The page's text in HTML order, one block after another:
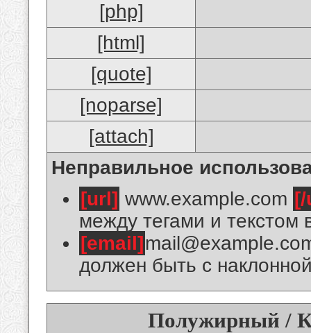
[php]
[html]
[quote]
[noparse]
[attach]
Неправильное
[url] www.example.com
между тегами и текстом
[email]
должен быть с
Полужирный /